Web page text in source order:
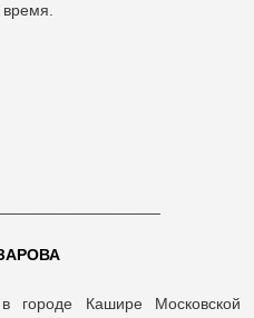
городе Кашире Московской